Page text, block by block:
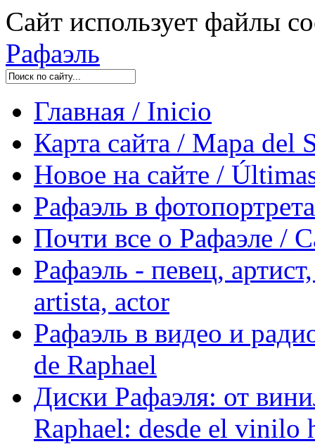
Сайт использует файлы
Рафаэль
Главная / Inicio
Карта сайта / Mapa del
Новое на сайте /
Рафаэль в
Почти все о Рафаэле /
Рафаэль - певец,
artista, actor
Рафаэль в видео и
de Raphael
Диски Рафаэля: от
Raphael: desde el vinilo